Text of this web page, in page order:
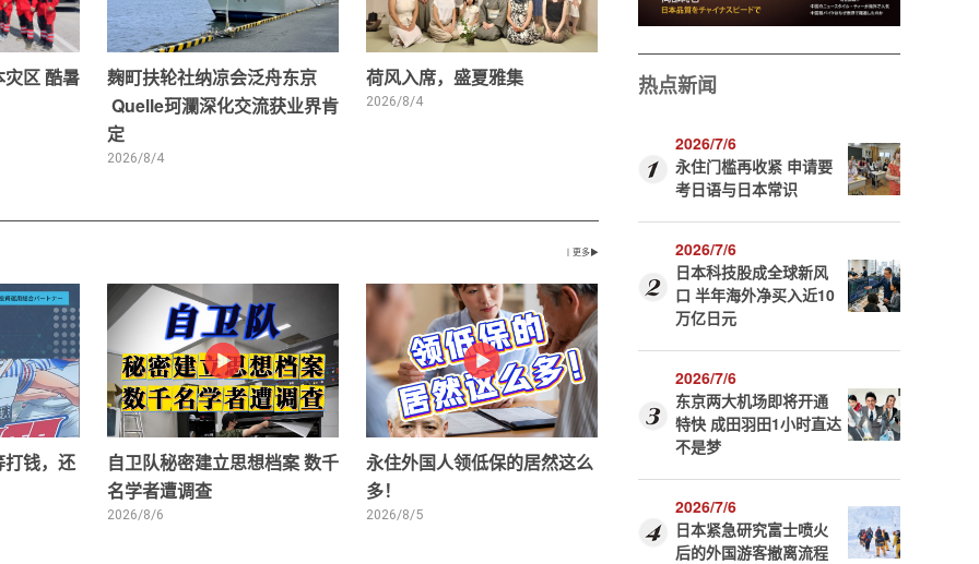
区 酷暑
麹町扶轮社纳凉会泛舟东京
Quelle珂瀾深化交流获业界肯
定
2026/8/4
荷风入席，盛夏雅集
2026/8/4
丨更多▶
钱，还
自卫队秘密建立思想档案 数千
名学者遭调查
2026/8/6
永住外国人领低保的居然这么
多！
2026/8/5
热点新闻
2026/7/6
永住门槛再收紧 申请要
考日语与日本常识
2026/7/6
日本科技股成全球新风
口 半年海外净买入近10
万亿日元
2026/7/6
东京两大机场即将开通
特快 成田羽田1小时直达
不是梦
2026/7/6
日本紧急研究富士喷火
后的外国游客撤离流程